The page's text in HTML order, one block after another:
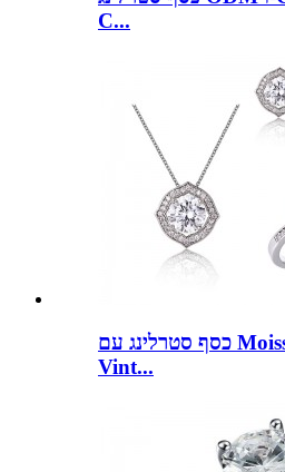
C...
כסף סטרלינג עם Moissanite עגול Halo
Vint...